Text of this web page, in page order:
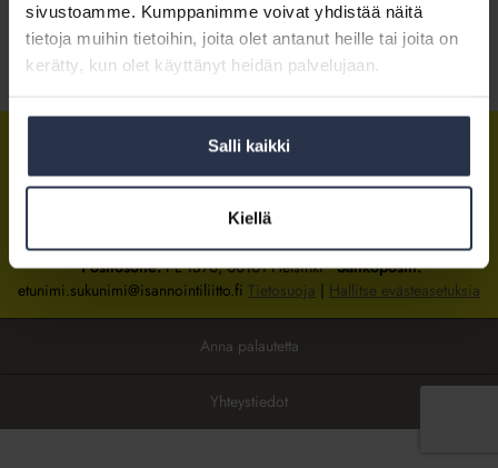
sivustoamme. Kumppanimme voivat yhdistää näitä
tietoja muihin tietoihin, joita olet antanut heille tai joita on
kerätty, kun olet käyttänyt heidän palvelujaan.
Salli kaikki
Kiellä
Kirjaudu sisään
Tietoa jäsenyydestä
IsännöintiliittoIsännöintiliittoIsännöintiliitto
Isännöintiliiton toimistosijaitsee Hakaniemessä Helsingissä.
Postiosoite:PL 1370, 00101 HelsinkiSähköpostit:
etunimi.sukunimi@isannointiliitto.fi Tietosuoja | Hallitse evästeasetuksia
Anna palautetta
Yhteystiedot